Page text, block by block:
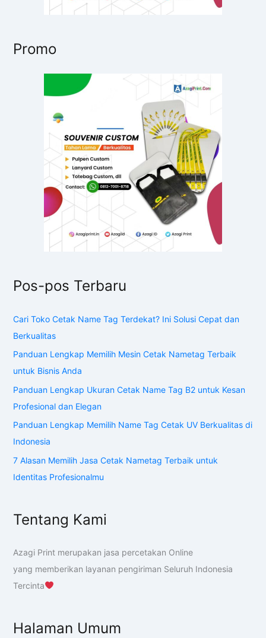
Promo
Pos-pos Terbaru
Cari Toko Cetak Name Tag Terdekat? Ini Solusi Cepat dan
Berkualitas
Panduan Lengkap Memilih Mesin Cetak Nametag Terbaik
untuk Bisnis Anda
Panduan Lengkap Ukuran Cetak Name Tag B2 untuk Kesan
Profesional dan Elegan
Panduan Lengkap Memilih Name Tag Cetak UV Berkualitas di
Indonesia
7 Alasan Memilih Jasa Cetak Nametag Terbaik untuk
Identitas Profesionalmu
Tentang Kami
Azagi Print merupakan jasa percetakan Online
yang memberikan layanan pengiriman Seluruh Indonesia
Tercinta
Halaman Umum